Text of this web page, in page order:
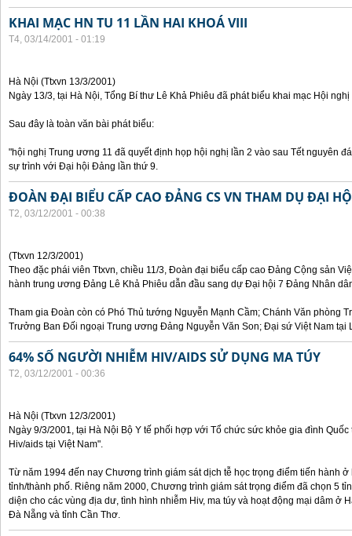
KHAI MẠC HN TU 11 LẦN HAI KHOÁ VIII
T4, 03/14/2001 - 01:19
Hà Nội (Ttxvn 13/3/2001)
Ngày 13/3, tại Hà Nội, Tổng Bí thư Lê Khả Phiêu đã phát biểu khai mạc Hội
Sau đây là toàn văn bài phát biểu:
"hội nghị Trung ương 11 đã quyết định họp hội nghị lần 2 vào sau Tết nguyên
sự trình với Đại hội Đảng lần thứ 9.
ĐOÀN ĐẠI BIỂU CẤP CAO ĐẢNG CS VN THAM DỤ ĐẠI
T2, 03/12/2001 - 00:38
(Ttxvn 12/3/2001)
Theo đặc phái viên Ttxvn, chiều 11/3, Đoàn đại biểu cấp cao Đảng Cộng sản
hành trung ương Đảng Lê Khả Phiêu dẫn đầu sang dự Đại hội 7 Đảng Nhân
Tham gia Đoàn còn có Phó Thủ tướng Nguyễn Mạnh Cầm; Chánh Văn phòng
Trưởng Ban Đối ngoại Trung ương Đảng Nguyễn Văn Son; Đại sứ Việt Nam tại
64% SỐ NGƯỜI NHIỄM HIV/AIDS SỬ DỤNG MA TÚY
T2, 03/12/2001 - 00:36
Hà Nội (Ttxvn 12/3/2001)
Ngày 9/3/2001, tại Hà Nội Bộ Y tế phối hợp với Tổ chức sức khỏe gia đình
Hiv/aids tại Việt Nam".
Từ năm 1994 đến nay Chương trình giám sát dịch tễ học trọng điểm tiến hành
tỉnh/thành phố. Riêng năm 2000, Chương trình giám sát trọng điểm đã chọn 5
diện cho các vùng địa dư, tình hình nhiễm Hiv, ma túy và hoạt động mại dâm ở
Đà Nẵng và tỉnh Cần Thơ.